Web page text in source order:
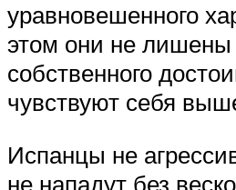
уравновешенного
этом они не лишены
собственного
чувствуют себя
Испанцы не
не нападут без